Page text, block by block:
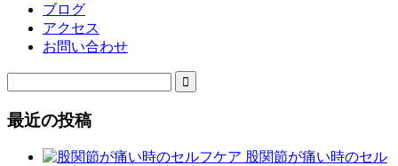
ブログ
アクセス
お問い合わせ

最近の投稿
股関節が痛い時のセル